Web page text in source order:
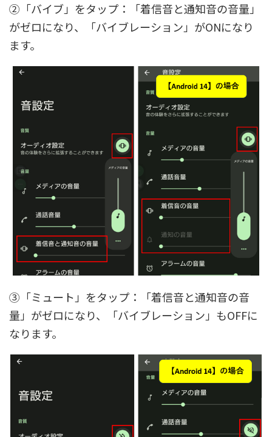
②「バイブ」をタップ：「着信音と通知音の音量」
がゼロになり、「バイブレーション」がONになり
ます。
③「ミュート」をタップ：「着信音と通知音の音
量」がゼロになり、「バイブレーション」もOFFに
なります。